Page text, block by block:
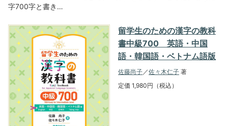
字700字と書き…
留学生のための漢字の教科
書中級700 英語・中国
語・韓国語・ベトナム語版
佐藤尚子 ／佐々木仁子 著
定価 1,980円（税込）